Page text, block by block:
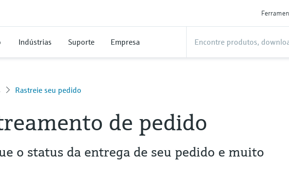
Indústrias Suporte Empresa
Rastreie seu pedido
de pedido
o status da entrega de seu pedido e muito